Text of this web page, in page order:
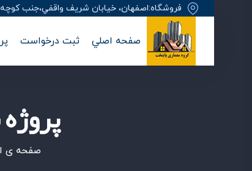
فروشگاه:اصفهان، خيابان شريف واقفي،جنب کوچه
صفحه اصلي ثبت درخواست
صفحه ی